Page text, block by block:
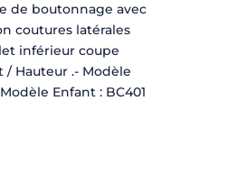
de boutonnage avec
coutures latérales
inférieur coupe
/ Hauteur .- Modèle
Enfant : BC401